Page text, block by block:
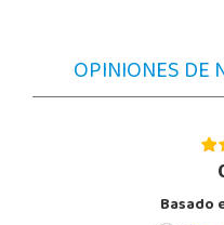
OPINIONES DE
Basado